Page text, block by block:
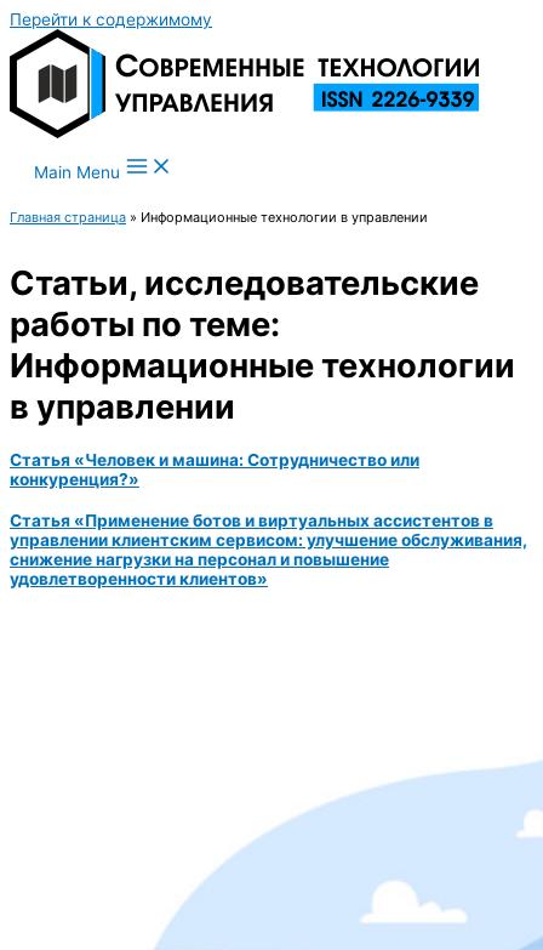
Перейти к содержимому
Main Menu
Главная страница » Информационные технологии в управлении
Статьи, исследовательские
работы по теме:
Информационные технологии
в управлении
Статья «Человек и машина: Сотрудничество или
конкуренция?»
Статья «Применение ботов и виртуальных ассистентов в
управлении клиентским сервисом: улучшение обслуживания,
снижение нагрузки на персонал и повышение
удовлетворенности клиентов»